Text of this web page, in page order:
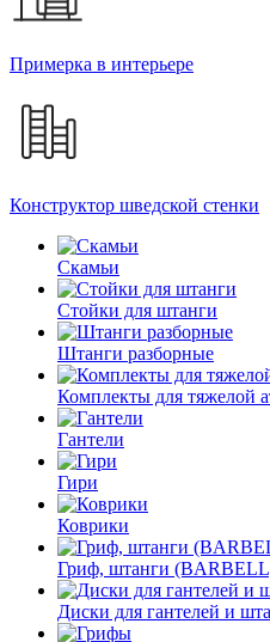
Примерка в интерьере
Конструктор шведской стенки
Скамьи
Стойки для штанги
Штанги разборные
Комплекты для тяжелой
Гантели
Гири
Коврики
Гриф, штанги
Диски для гантелей и